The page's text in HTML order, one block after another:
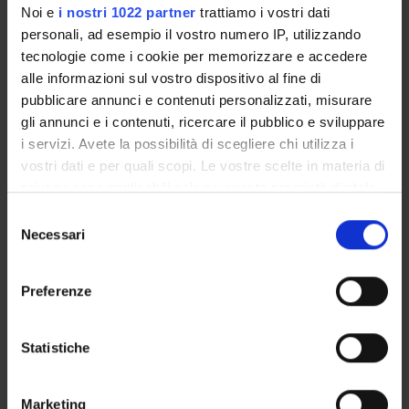
Noi e i nostri 1022 partner trattiamo i vostri dati
personali, ad esempio il vostro numero IP, utilizzando
tecnologie come i cookie per memorizzare e accedere
alle informazioni sul vostro dispositivo al fine di
pubblicare annunci e contenuti personalizzati, misurare
gli annunci e i contenuti, ricercare il pubblico e sviluppare
i servizi. Avete la possibilità di scegliere chi utilizza i
vostri dati e per quali scopi. Le vostre scelte in materia di
modificare o revocare il proprio consenso in qualsiasi
momento dalla Dichiarazione sui cookie o facendo clic
raccogliere informazioni sulla tua posizione
geografica, con un'approssimazione di qualche
delNecessari
Preferenze
Statistiche
Marketing
Technical-administrative staff
Monia Donati
Roberto Leone
Research Assistants
Giovanna Stoppa
Section of Pharmacology
ACTIVITIES